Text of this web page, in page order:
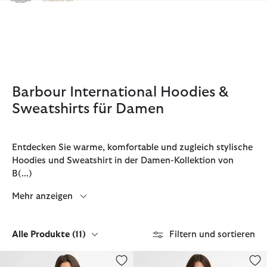
Klicken Sie hier, um unsere Barrierefreiheitserklärung
Barbour International Hoodies &
Sweatshirts für Damen
Entdecken Sie warme, komfortable und zugleich stylische
Hoodies und Sweatshirt in der Damen-Kollektion von
B(...)
Mehr anzeigen
Alle Produkte (11) Filtern und sortieren
Jacke Equinox Quilted Steppjacke Valentina